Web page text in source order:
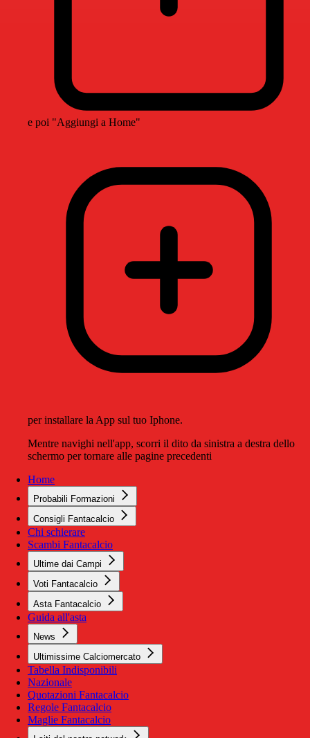
e poi "Aggiungi a Home"
per installare la App sul tuo Iphone.
Mentre navighi nell'app, scorri il dito da sinistra a destra dello
schermo per tornare alle pagine precedenti
Home
Probabili Formazioni
Consigli Fantacalcio
Chi schierare
Scambi Fantacalcio
Ultime dai Campi
Voti Fantacalcio
Asta Fantacalcio
Guida all'asta
News
Ultimissime Calciomercato
Tabella Indisponibili
Nazionale
Quotazioni Fantacalcio
Regole Fantacalcio
Maglie Fantacalcio